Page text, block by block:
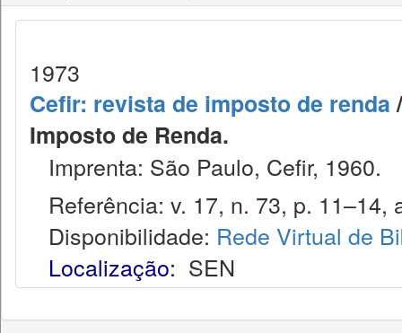
1973
Cefir: revista de imposto de renda
Imposto de Renda.
Imprenta: São Paulo, Cefir, 1960.
Referência: v. 17, n. 73, p. 11–14,
Disponibilidade: Rede Virtual de
Localização: SEN